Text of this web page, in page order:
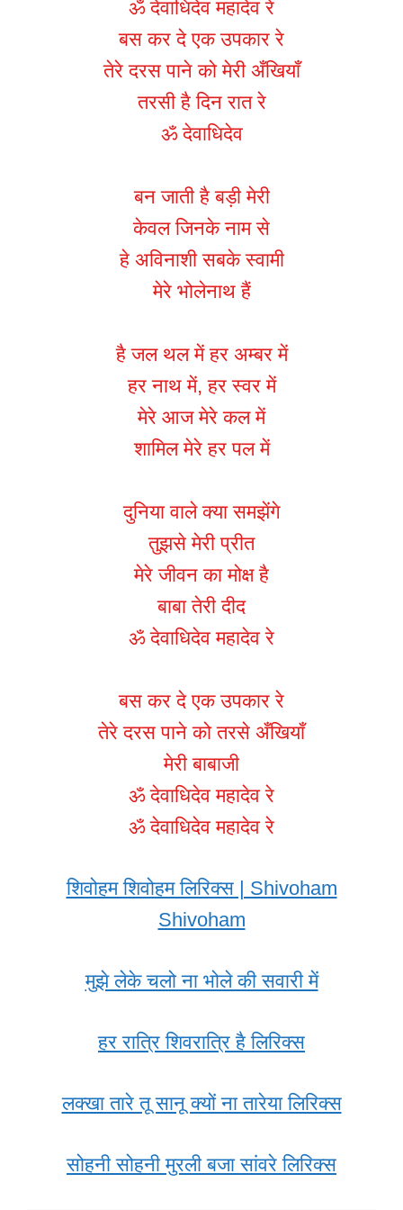
ॐ देवाधिदेव महादेव रे
बस कर दे एक उपकार रे
तेरे दरस पाने को मेरी अँखियाँ
तरसी है दिन रात रे
ॐ देवाधिदेव
बन जाती है बड़ी मेरी
केवल जिनके नाम से
हे अविनाशी सबके स्वामी
मेरे भोलेनाथ हैं
है जल थल में हर अम्बर में
हर नाथ में, हर स्वर में
मेरे आज मेरे कल में
शामिल मेरे हर पल में
दुनिया वाले क्या समझेंगे
तुझसे मेरी प्रीत
मेरे जीवन का मोक्ष है
बाबा तेरी दीद
ॐ देवाधिदेव महादेव रे
बस कर दे एक उपकार रे
तेरे दरस पाने को तरसे अँखियाँ
मेरी बाबाजी
ॐ देवाधिदेव महादेव रे
ॐ देवाधिदेव महादेव रे
शिवोहम शिवोहम लिरिक्स | Shivoham
Shivoham
मुझे लेके चलो ना भोले की सवारी में
हर रात्रि शिवरात्रि है लिरिक्स
लक्खा तारे तू सानू क्यों ना तारेया लिरिक्स
सोहनी सोहनी मुरली बजा सांवरे लिरिक्स